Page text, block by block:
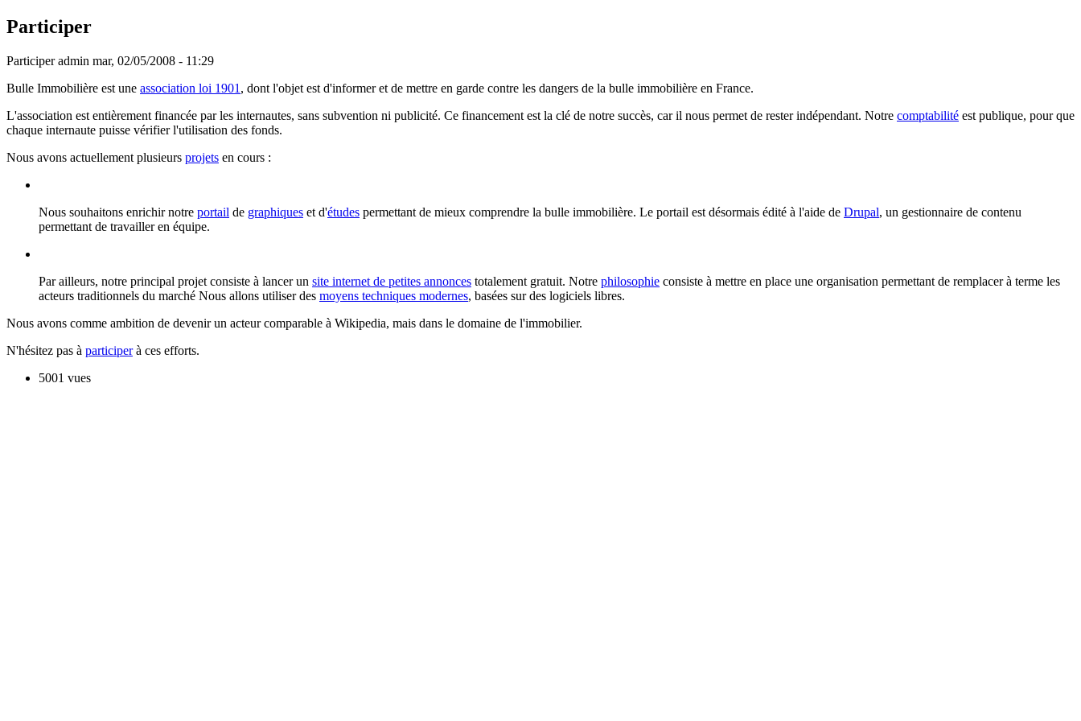
Participer
Participer admin mar, 02/05/2008 - 11:29
Bulle Immobilière est une association loi 1901 , dont l'objet est d'informer et de mettre en garde contre les dangers de la bulle immobilière en France.
L'association est entièrement financée par les internautes, sans subvention ni publicité. Ce financement est la clé de notre succès, car il nous permet de rester indépendant. Notre comptabilité est publique, pour que
chaque internaute puisse vérifier l'utilisation des fonds.
Nous avons actuellement plusieurs projets en cours :
Nous souhaitons enrichir notre portail de graphiques et d'études permettant de mieux comprendre la bulle immobilière. Le portail est désormais édité à l'aide de Drupal, un gestionnaire de contenu
permettant de travailler en équipe.
Par ailleurs, notre principal projet consiste à lancer un site internet de petites annonces totalement gratuit. Notre philosophie consiste à mettre en place une organisation permettant de remplacer à terme les
acteurs traditionnels du marché Nous allons utiliser des moyens techniques modernes, basées sur des logiciels libres.
Nous avons comme ambition de devenir un acteur comparable à Wikipedia, mais dans le domaine de l'immobilier.
N'hésitez pas à participerà ces efforts.
5001 vues